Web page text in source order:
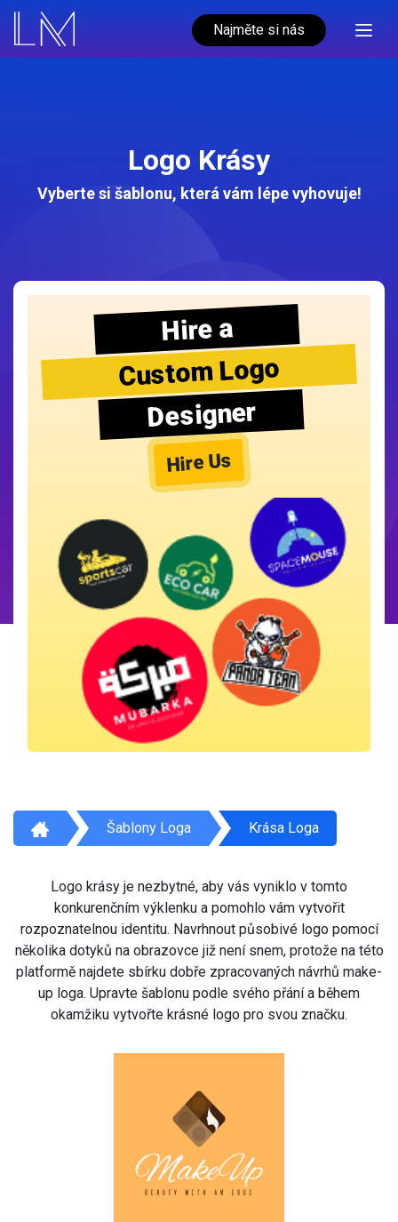
Najměte si nás
Logo Krásy
Vyberte si šablonu, která vám lépe vyhovuje!
Hire a
Custom Logo
Designer
Hire Us
Šablony Loga Krása Loga
Logo krásy je nezbytné, aby vás vyniklo v tomto
konkurenčním výklenku a pomohlo vám vytvořit
rozpoznatelnou identitu. Navrhnout působivé logo pomocí
několika dotyků na obrazovce již není snem, protože na této
platformě najdete sbírku dobře zpracovaných návrhů make-
up loga. Upravte šablonu podle svého přání a během
okamžiku vytvořte krásné logo pro svou značku.